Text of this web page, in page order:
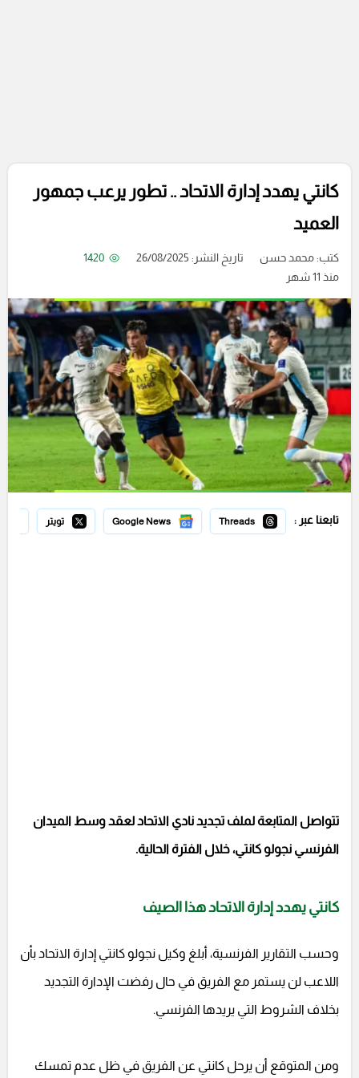
كانتي يهدد إدارة الاتحاد .. تطور يرعب جمهور
العميد
كتب:محمد حسن تاريخ النشر: 26/08/2025
1420
منذ 11 شهر
تابعنا عبر : Threads
Google News تويتر
تتواصل المتابعة لملف تجديد نادي الاتحاد لعقد وسط الميدان
الفرنسي نجولو كانتي، خلال الفترة الحالية.
كانتي يهدد إدارة الاتحاد هذا الصيف
وحسب التقارير الفرنسية، أبلغ وكيل نجولو كانتي إدارة الاتحاد بأن
اللاعب لن يستمر مع الفريق في حال رفضت الإدارة التجديد
بخلاف الشروط التي يريدها الفرنسي.
ومن المتوقع أن يرحل كانتي عن الفريق في ظل عدم تمسك